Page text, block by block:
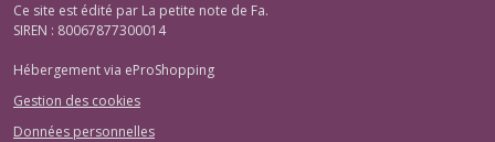
Ce site est édité par La petite note de Fa.
SIREN : 80067877300014
Hébergement via eProShopping
Gestion des cookies
Données personnelles